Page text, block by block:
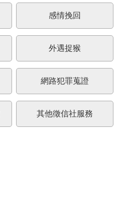
感情挽回
外遇捉猴
網路犯罪蒐證
其他徵信社服務